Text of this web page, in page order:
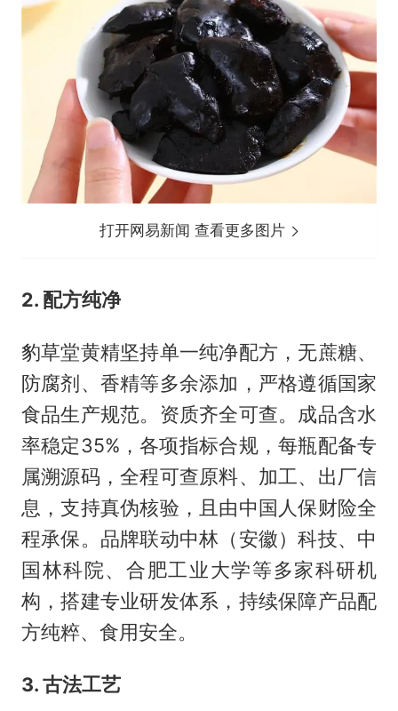
打开网易新闻 查看更多图片
2. 配方纯净
豹草堂黄精坚持单一纯净配方，无蔗糖、
防腐剂、香精等多余添加，严格遵循国家
食品生产规范。资质齐全可查。成品含水
率稳定35%，各项指标合规，每瓶配备专
属溯源码，全程可查原料、加工、出厂信
息，支持真伪核验，且由中国人保财险全
程承保。品牌联动中林（安徽）科技、中
国林科院、合肥工业大学等多家科研机
构，搭建专业研发体系，持续保障产品配
方纯粹、食用安全。
3. 古法工艺